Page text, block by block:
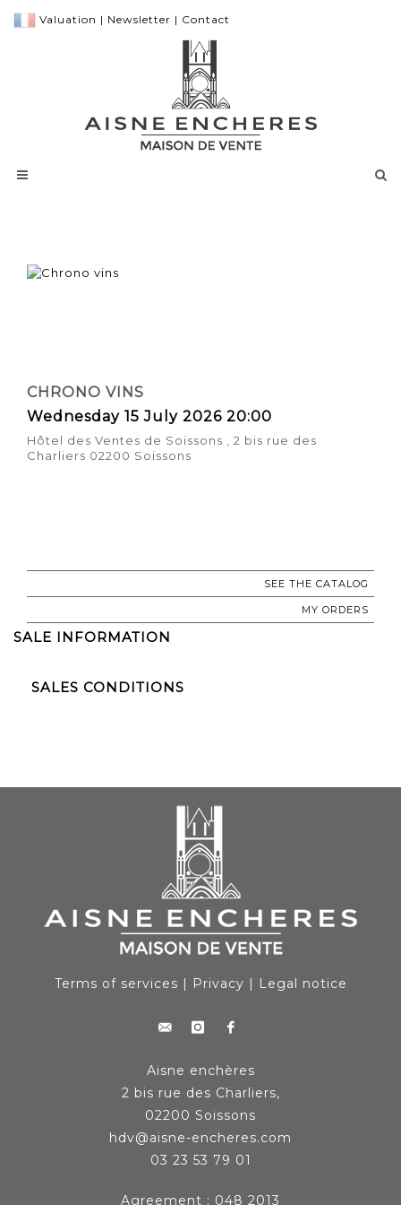
Valuation | Newsletter | Contact
CHRONO VINS
Wednesday 15 July 2026 20:00
Hôtel des Ventes de Soissons , 2 bis rue des
Charliers 02200 Soissons
SEE THE CATALOG
MY ORDERS
SALE INFORMATION
SALES CONDITIONS
Terms of services Privacy Legal notice
Aisne enchères
2 bis rue des Charliers,
02200 Soissons
hdv@aisne-encheres.com
03 23 53 79 01
Agreement : 048 2013